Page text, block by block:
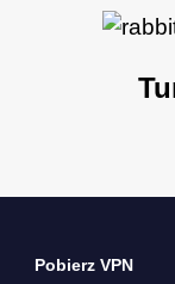
Pobierz VPN